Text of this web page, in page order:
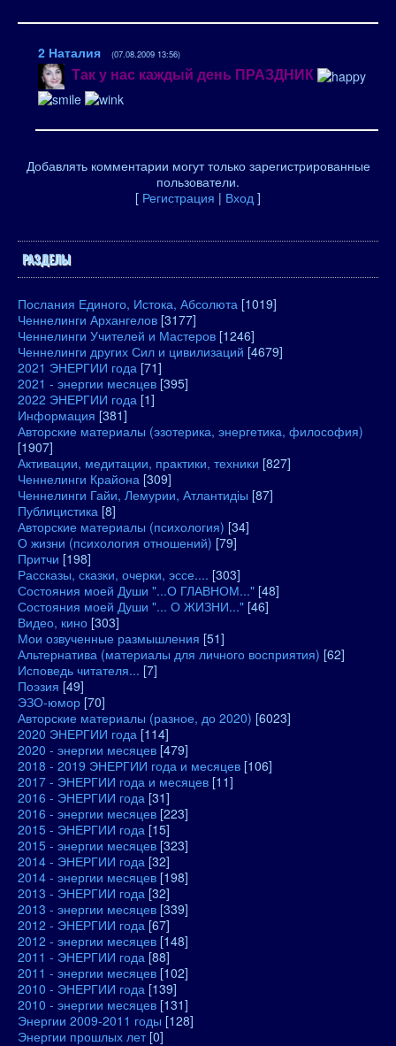
2 Наталия (07.08.2009 13:56)
Так у нас каждый день ПРАЗДНИК
Добавлять комментарии могут только зарегистрированные
пользователи.
[ Регистрация | Вход ]
РАЗДЕЛЫ
Послания Единого, Истока, Абсолюта [1019]
Ченнелинги Архангелов [3177]
Ченнелинги Учителей и Мастеров [1246]
Ченнелинги других Сил и цивилизаций [4679]
2021 ЭНЕРГИИ года [71]
2021 - энергии месяцев [395]
2022 ЭНЕРГИИ года [1]
Информация [381]
Авторские материалы (эзотерика, энергетика, философия)
[1907]
Активации, медитации, практики, техники [827]
Ченнелинги Крайона [309]
Ченнелинги Гайи, Лемурии, Атлантидіы [87]
Публицистика [8]
Авторские материалы (психология) [34]
О жизни (психология отношений) [79]
Притчи [198]
Рассказы, сказки, очерки, эссе.... [303]
Состояния моей Души "...О ГЛАВНОМ..." [48]
Состояния моей Души "... О ЖИЗНИ..." [46]
Видео, кино [303]
Мои озвученные размышления [51]
Альтернатива (материалы для личного восприятия) [62]
Исповедь читателя... [7]
Поэзия [49]
ЭЗО-юмор [70]
Авторские материалы (разное, до 2020) [6023]
2020 ЭНЕРГИИ года [114]
2020 - энергии месяцев [479]
2018 - 2019 ЭНЕРГИИ года и месяцев [106]
2017 - ЭНЕРГИИ года и месяцев [11]
2016 - ЭНЕРГИИ года [31]
2016 - энергии месяцев [223]
2015 - ЭНЕРГИИ года [15]
2015 - энергии месяцев [323]
2014 - ЭНЕРГИИ года [32]
2014 - энергии месяцев [198]
2013 - ЭНЕРГИИ года [32]
2013 - энергии месяцев [339]
2012 - ЭНЕРГИИ года [67]
2012 - энергии месяцев [148]
2011 - ЭНЕРГИИ года [88]
2011 - энергии месяцев [102]
2010 - ЭНЕРГИИ года [139]
2010 - энергии месяцев [131]
Энергии 2009-2011 годы [128]
Энергии прошлых лет [0]